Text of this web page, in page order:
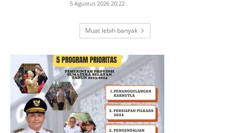
5 Agustus 2026 20:22
Muat lebih banyak